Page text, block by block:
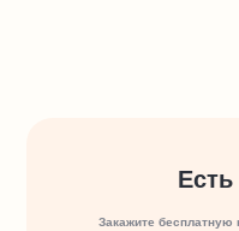
Закажите бесплатную